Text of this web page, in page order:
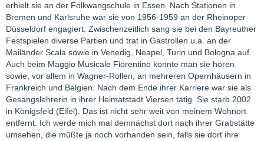
erhielt sie an der Folkwangschule in Essen. Nach Stationen in
Bremen und Karlsruhe war sie von 1956-1959 an der Rheinoper
Düsseldorf engagiert. Zwischenzeitlich sang sie bei den Bayreuther
Festspielen diverse Partien und trat in Gastrollen u.a. an der
Mailänder Scala sowie in Venedig, Neapel, Turin und Bologna auf.
Auch beim Maggio Musicale Fiorentino konnte man sie hören
sowie, vor allem in Wagner-Rollen, an mehreren Opernhäusern in
Frankreich und Belgien. Nach dem Ende ihrer Karriere war sie als
Gesangslehrerin in ihrer Heimatstadt Viersen tätig. Sie starb 2002
in Königsfeld (Eifel). Das ist nicht sehr weit von meinem Wohnort
entfernt. Ich werde mich mal demnächst dort nach ihrer Grabstätte
umsehen, die müßte ja noch vorhanden sein, falls sie dort ihre